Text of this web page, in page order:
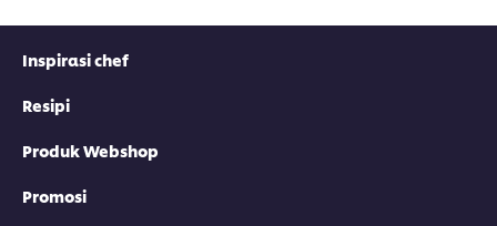
Inspirasi chef
Resipi
Produk Webshop
Promosi